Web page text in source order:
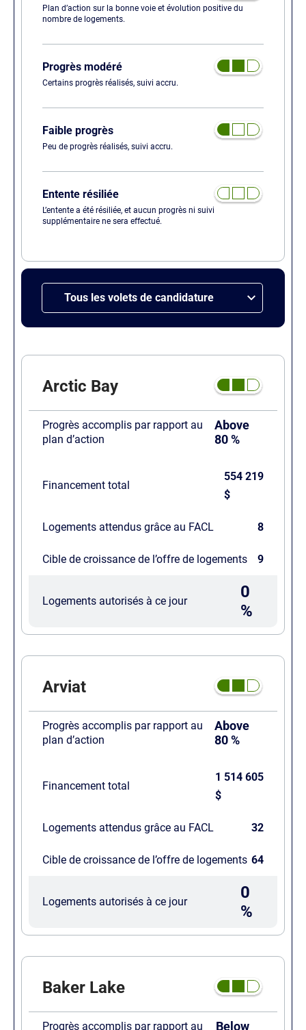
Plan d’action sur la bonne voie et évolution positive du
nombre de logements.
Progrès modéré
Certains progrès réalisés, suivi accru.
Faible progrès
Peu de progrès réalisés, suivi accru.
Entente résiliée
L’entente a été résiliée, et aucun progrès ni suivi
supplémentaire ne sera effectué.
Tous les volets de candidature
Arctic Bay
Progrès accomplis par rapport au
plan d’action
Above
80 %
Financement total
554 219
$
Logements attendus grâce au FACL 8
Cible de croissance de l’offre de logements 9
Logements autorisés à ce jour
0
%
Arviat
Progrès accomplis par rapport au
plan d’action
Above
80 %
Financement total
1 514 605
$
Logements attendus grâce au FACL 32
Cible de croissance de l’offre de logements 64
Logements autorisés à ce jour
0
%
Baker Lake
Progrès accomplis par rapport au Below